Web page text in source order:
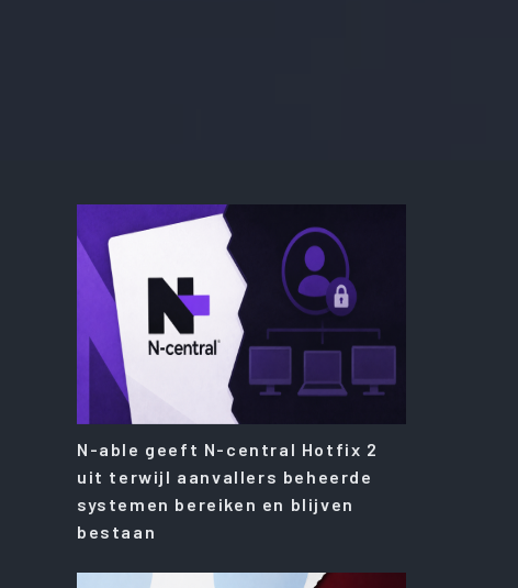
N-able geeft N-central Hotfix 2
uit terwijl aanvallers beheerde
systemen bereiken en blijven
bestaan